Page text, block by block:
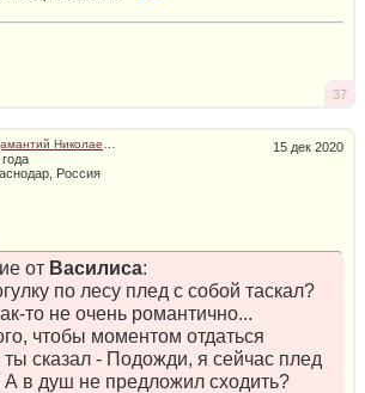
37
15 дек 2020
Россия
от Василиса:
по лесу плед с собой таскал?
то не очень романтично...
чтобы моментом отдаться
сказал - Подожди, я сейчас плед
А в душ не предложил сходить?